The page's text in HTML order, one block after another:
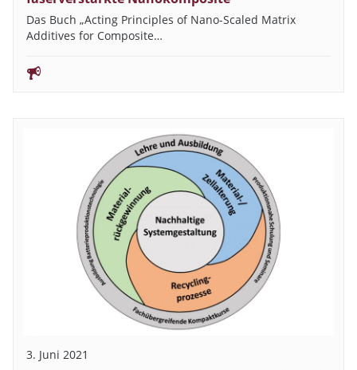
Das Buch „Acting Principles of Nano-Scaled Matrix
Additives for Composite…
3. Juni 2021